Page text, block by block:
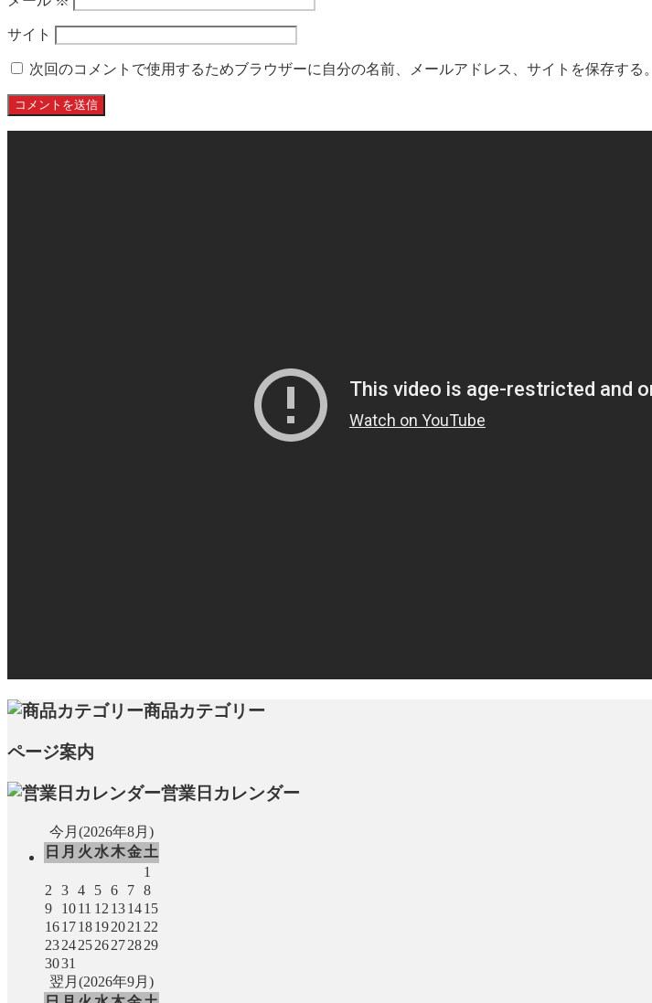
サイト
次回のコメントで使用するためブラウザーに自分の名前、メールアドレス、サイトを保存する。
商品カテゴリー
ページ案内
営業日カレンダー
今月(2026年8月)
日 月 火 水木金土
1
2
3 4 5 6 7 8
9
1011 12 131415
161718192021 22
23242526272829
3031
翌月(2026年9月)